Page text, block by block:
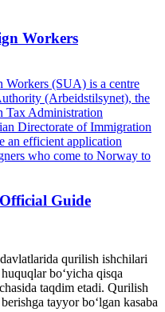
Workers
Workers (SUA) is a centre
(Arbeidstilsynet), the
Tax Administration
Directorate of Immigration
an efficient application
who come to Norway to
Guide
qurilish ishchilari
bo‘yicha qisqa
taqdim etadi. Qurilish
tayyor bo‘lgan kasaba